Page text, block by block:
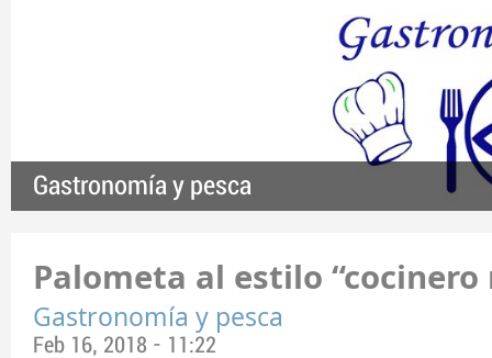
Gastronomía y pesca
Palometa al estilo
Gastronomía y pesca
Feb 16, 2018 - 11:22